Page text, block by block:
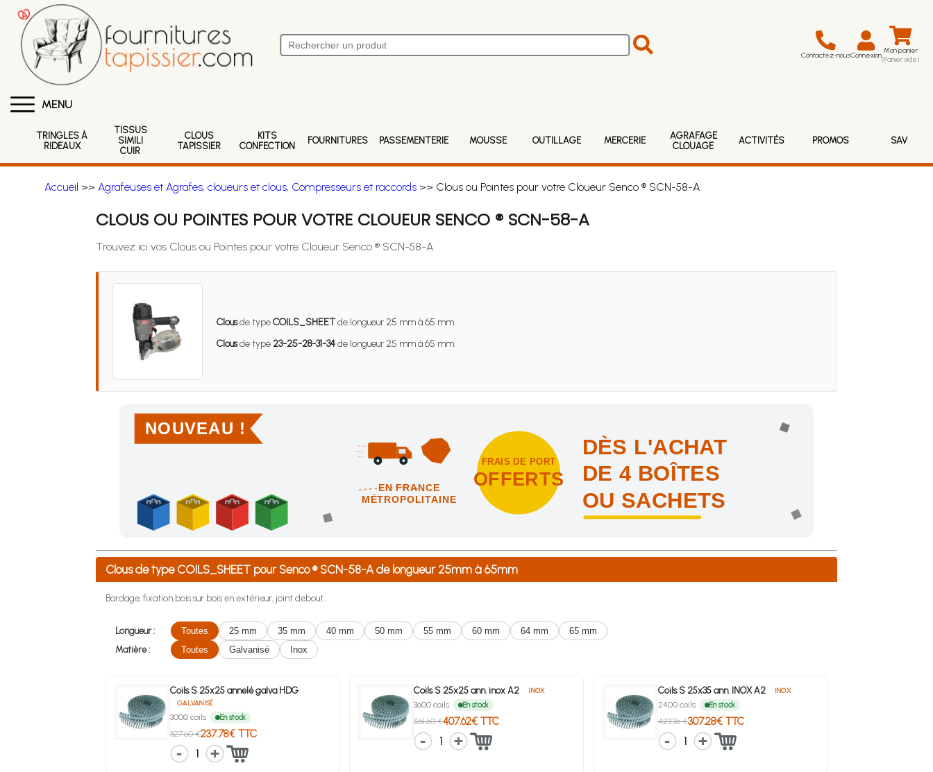
Contactez-nousConnexion Mon panier
(Panier vide)
MENU
TRINGLES À
RIDEAUX
TISSUS
SIMILI
CUIR
CLOUS
TAPISSIER
KITS
CONFECTION
FOURNITURES PASSEMENTERIE MOUSSE OUTILLAGE MERCERIE
AGRAFAGE
CLOUAGE
ACTIVITÉS PROMOS SAV
Accueil >> Agrafeuses et Agrafes, cloueurs et clous, Compresseurs et raccords>> Clous ou Pointes pour votre Cloueur Senco ® SCN-58-A
CLOUS OU POINTES POUR VOTRE CLOUEUR SENCO ® SCN-58-A
Trouvez ici vos Clous ou Pointes pour votre Cloueur Senco ® SCN-58-A
Clousde typeCOILS_SHEETde longueur 25 mm à 65 mm.
Clousde type 23-25-28-31-34de longueur 25 mm à 65 mm.
NOUVEAU !
EN FRANCE
MÉTROPOLITAINE
FRAIS DE PORT
OFFERTS
DÈS L'ACHAT
DE 4 BOÎTES
OU SACHETS
Achetez 4 sachets ou boîtes d'agrafes ou de pointes et nous vous offrons les frais de port en France métropolitaine !
Clous de type COILS_SHEET pour Senco ® SCN-58-A de longueur 25mm à 65mm
Bardage, fixation bois sur bois en extérieur, joint debout...
Longueur : Toutes 25 mm 35 mm 40 mm 50 mm 55 mm 60 mm 64 mm
65 mm
Matière :
Toutes Galvanisé Inox
Coils S 25x25 annelé galva HDG
GALVANISÉ
3000 coils En stock
327.60 €237.78€ TTC
1
Coils S 25x25 ann. inox A2 INOX
3600 coils En stock
561.60 €407.62€ TTC
1
Coils S 25x35 ann. INOX A2 INOX
2400 coils En stock
423.36 €307.28€ TTC
1